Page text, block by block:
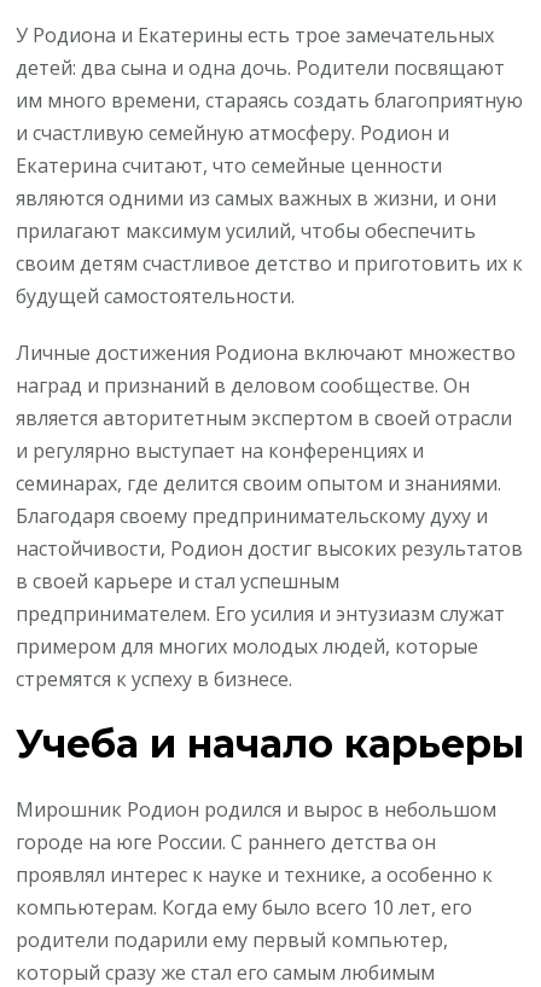
У Родиона и Екатерины есть трое замечательных
детей: два сына и одна дочь. Родители посвящают
им много времени, стараясь создать благоприятную
и счастливую семейную атмосферу. Родион и
Екатерина считают, что семейные ценности
являются одними из самых важных в жизни, и они
прилагают максимум усилий, чтобы обеспечить
своим детям счастливое детство и приготовить их к
будущей самостоятельности.
Личные достижения Родиона включают множество
наград и признаний в деловом сообществе. Он
является авторитетным экспертом в своей отрасли
и регулярно выступает на конференциях и
семинарах, где делится своим опытом и знаниями.
Благодаря своему предпринимательскому духу и
настойчивости, Родион достиг высоких результатов
в своей карьере и стал успешным
предпринимателем. Его усилия и энтузиазм служат
примером для многих молодых людей, которые
стремятся к успеху в бизнесе.
Учеба и начало карьеры
Мирошник Родион родился и вырос в небольшом
городе на юге России. С раннего детства он
проявлял интерес к науке и технике, а особенно к
компьютерам. Когда ему было всего 10 лет, его
родители подарили ему первый компьютер,
который сразу же стал его самым любимым